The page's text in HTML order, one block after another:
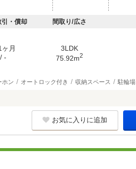
・償却 間取り/広さ
月
-
3LDK
75.92m2
ホン オートロック付き 収納スペース 駐輪場
お気に入りに追加